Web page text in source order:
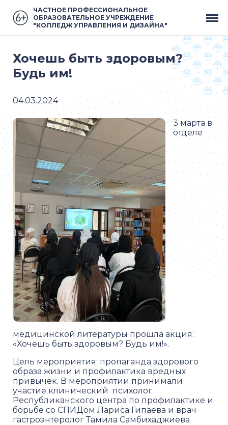
ЧАСТНОЕ ПРОФЕССИОНАЛЬНОЕ
ОБРАЗОВАТЕЛЬНОЕ УЧРЕЖДЕНИЕ
"КОЛЛЕДЖ УПРАВЛЕНИЯ И ДИЗАЙНА"
Хочешь быть здоровым?
Будь им!
04.03.2024
3 марта в
отделе
медицинской литературы прошла акция:
«Хочешь быть здоровым? Будь им!».
Цель мероприятия: пропаганда здорового
образа жизни и профилактика вредных
привычек. В мероприятии принимали
участие клинический психолог
Республиканского центра по профилактике и
борьбе со СПИДом Лариса Гипаева и врач
гастроэнтеролог Тамила Самбихаджиева